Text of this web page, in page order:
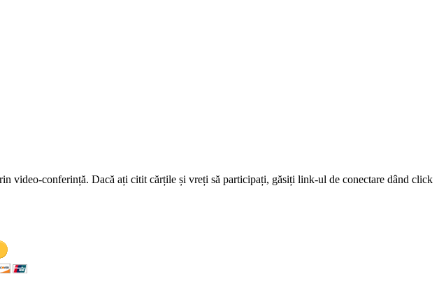
video-conferință. Dacă ați citit cărțile și vreți să participați, găsiți link-ul de conectare dând click